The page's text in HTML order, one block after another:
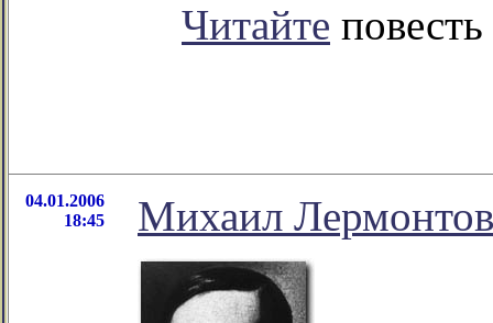
Читайте
04.01.2006
18:45
Михаил Лермонтов